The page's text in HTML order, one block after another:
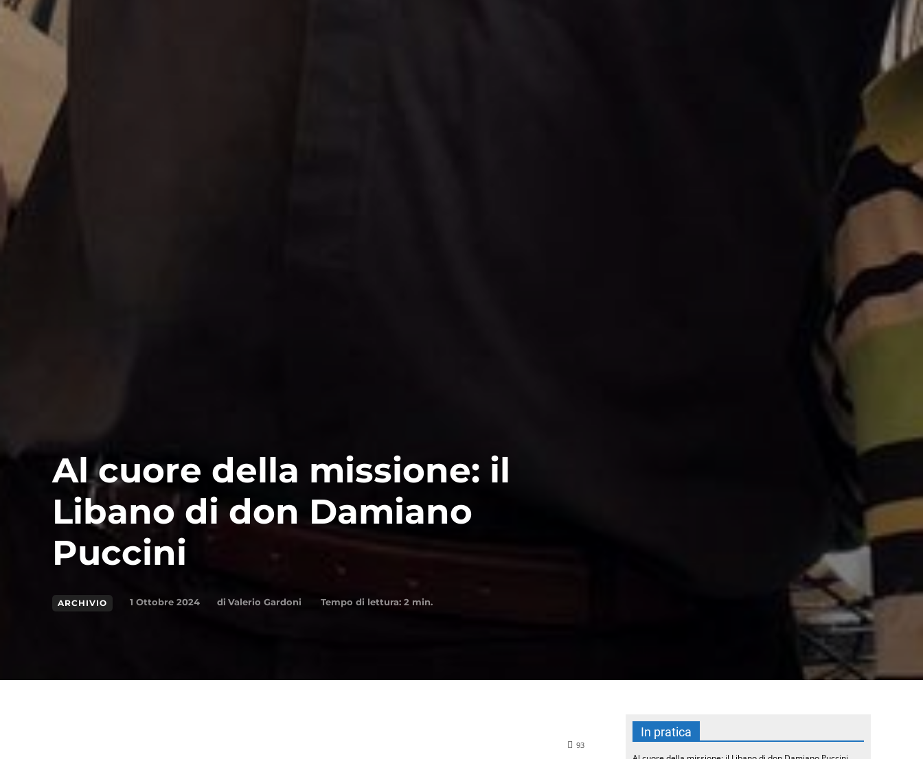
Al cuore della missione: il
Libano di don Damiano
Puccini
ARCHIVIO 1 Ottobre 2024 di Valerio Gardoni Tempo di lettura: 2 min.
93
In pratica